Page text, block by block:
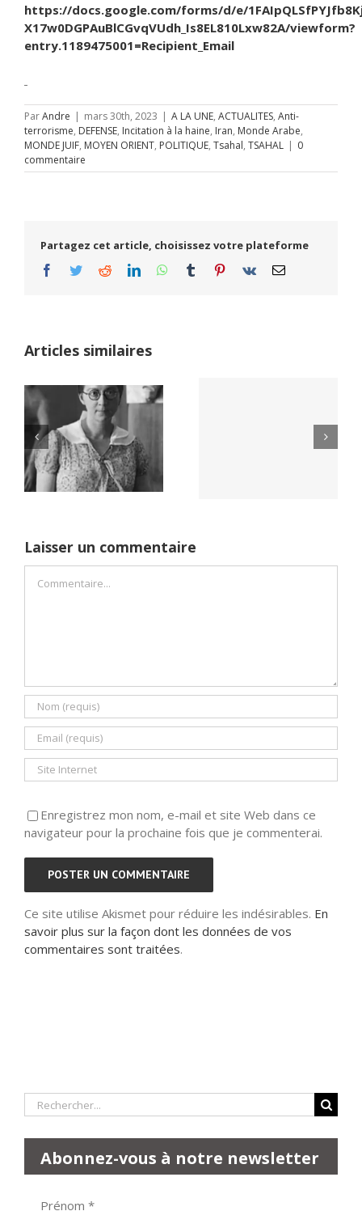
https://docs.google.com/forms/d/e/
X17w0DGPAuBlCGvqVUdh_Is8EL810Lxw82A/viewform?
entry.1189475001=Recipient_Email
ParAndre | mars 30th, 2023 | A LA UNE, ACTUALITES, Anti-
terrorisme, DEFENSE, Incitation à la haine, Iran, Monde Arabe,
MONDE JUIF, MOYEN ORIENT, POLITIQUE, Tsahal, TSAHAL | 0
commentaire
Partagez cet article, choisissez votre plateforme
Facebook
TwitterRedditLinkedInWhatsApp
Tumblr Pinterest
Vk Email
Articles similaires
Netflix Field of
Dreams (1989)
Yaïr Golan : une
Laisser un commentaire
Enregistrez mon nom, e-mail et site Web dans ce
navigateur pour la prochaine fois que je commenterai.
Ce site utilise Akismet pour réduire les indésirables. En
savoir plus sur la façon dont les données de vos
commentaires sont traitées.
Rechercher:
Abonnez-vous à notre newsletter
Prénom *